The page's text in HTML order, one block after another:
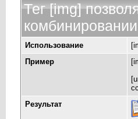
Тег [img]
Использование
Пример
Результат